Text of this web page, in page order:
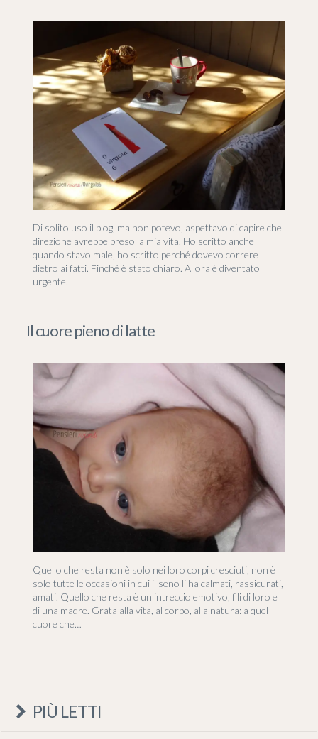
Di solito uso il blog, ma non potevo, aspettavo di capire che
direzione avrebbe preso la mia vita. Ho scritto anche
quando stavo male, ho scritto perché dovevo correre
dietro ai fatti. Finché è stato chiaro. Allora è diventato
urgente.
Il cuore pieno di latte
Quello che resta non è solo nei loro corpi cresciuti, non è
solo tutte le occasioni in cui il seno li ha calmati, rassicurati,
amati. Quello che resta è un intreccio emotivo, fili di loro e
di una madre. Grata alla vita, al corpo, alla natura: a quel
cuore che…
PIÙ LETTI